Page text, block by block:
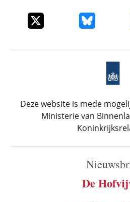
Deel dit item op XDeel dit item
Deze website is mede
Ministerie van
De